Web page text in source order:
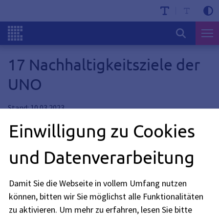
17 Nachhaltigkeitsziele der
UNO
Stand: 10.03.2023
Ziele der nachhaltigen Entwicklung
Die 17 globalen Ziele für nachhaltige Entwicklung der
richten sich an alle: die Regierungen weltweit, aber auch die
Zivilgesellschaft, die Privatwirtschaft und die Wissenschaft.
Im Jahr 2015 hat die Weltgemeinschaft dieAgenda 2030
Einwilligung zu Cookies
und Datenverarbeitung
Damit Sie die Webseite in vollem Umfang nutzen
können, bitten wir Sie möglichst alle Funktionalitäten
zu aktivieren. Um mehr zu erfahren, lesen Sie bitte